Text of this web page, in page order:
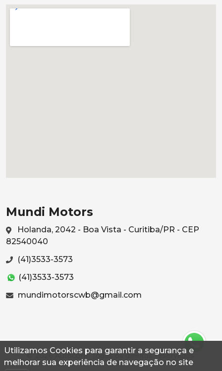
Utilizamos Cookies para garantir a segurança e
melhorar sua experiência de navegação no site
Mundi Motors
Holanda, 2042 - Boa Vista - Curitiba/PR - CEP
82540040
(41)3533-3573
(41)3533-3573
mundimotorscwb@gmail.com
© 2026 Autoconf. Todos os direitos reservados.